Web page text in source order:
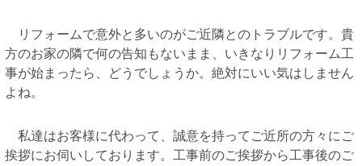
リフォームで意外と多いのがご近隣とのトラブルです。貴
方のお家の隣で何の告知もないまま、いきなりリフォーム工
事が始まったら、どうでしょうか。絶対にいい気はしません
よね。
私達はお客様に代わって、誠意を持ってご近所の方々にご
挨拶にお伺いしております。工事前のご挨拶から工事後のご